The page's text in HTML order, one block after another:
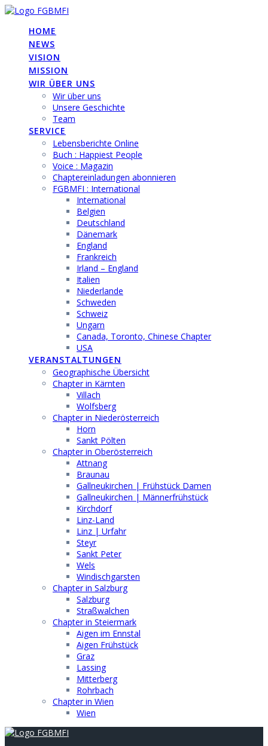
Skip
contentHOME
NEWS
VISION
MISSION
WIR ÜBER UNS
Wir über uns
Unsere Geschichte
Team
SERVICE
Lebensberichte Online
Buch : Happiest People
Voice : Magazin
Chaptereinladungen abonnieren
FGBMFI : International
International
Belgien
Deutschland
Dänemark
England
Frankreich
Irland – England
Italien
Niederlande
Schweden
Schweiz
Ungarn
Canada, Toronto, Chinese Chapter
USA
VERANSTALTUNGEN
Geographische Übersicht
Chapter in Kärnten
Villach
Wolfsberg
Chapter in Niederösterreich
Horn
Sankt Pölten
Chapter in Oberösterreich
Attnang
Braunau
Gallneukirchen | Frühstück Damen
Gallneukirchen | Männerfrühstück
Kirchdorf
Linz-Land
Linz | Urfahr
Steyr
Sankt Peter
Wels
Windischgarsten
Chapter in Salzburg
Salzburg
Straßwalchen
Chapter in Steiermark
Aigen im Ennstal
Aigen Frühstück
Graz
Lassing
Mitterberg
Rohrbach
Chapter in Wien
Wien